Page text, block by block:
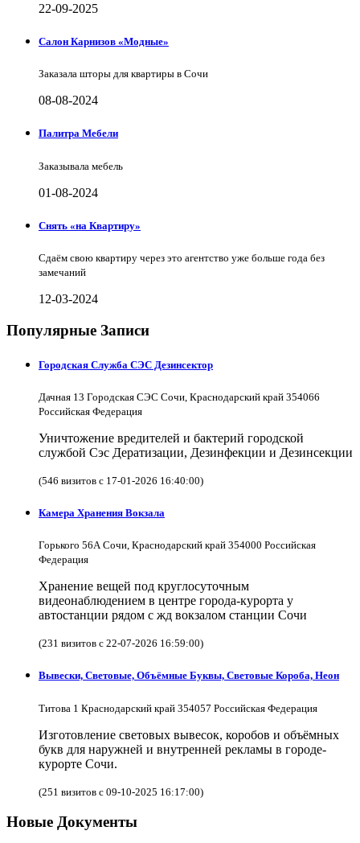
22-09-2025
Салон Карнизов «Модные»
Заказала шторы для квартиры в Сочи
08-08-2024
Палитра Мебели
Заказывала мебель
01-08-2024
Снять «на Квартиру»
Сдаём свою квартиру через это агентство уже больше года без
замечаний
12-03-2024
Популярные Записи
Городская Служба СЭС Дезинсектор
Дачная 13 Городская СЭС Сочи, Краснодарский край 354066
Российская Федерация
Уничтожение вредителей и бактерий городской
службой Сэс Дератизации, Дезинфекции и Дезинсекции
(546 визитов с 17-01-2026 16:40:00)
Камера Хранения Вокзала
Горького 56А Сочи, Краснодарский край 354000 Российская
Федерация
Хранение вещей под круглосуточным
видеонаблюдением в центре города-курорта у
автостанции рядом с жд вокзалом станции Сочи
(231 визитов с 22-07-2026 16:59:00)
Вывески, Световые, Объёмные Буквы, Световые Короба, Неон
Титова 1 Краснодарский край 354057 Российская Федерация
Изготовление световых вывесок, коробов и объёмных
букв для наружней и внутренней рекламы в городе-
курорте Сочи.
(251 визитов с 09-10-2025 16:17:00)
Новые Документы